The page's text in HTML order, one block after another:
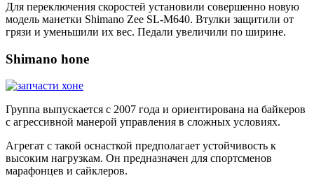
Для переключения скоростей установили совершенно новую
модель манетки Shimano Zee SL-M640. Втулки защитили от
грязи и уменьшили их вес. Педали увеличили по ширине.
Shimano hone
Группа выпускается с 2007 года и ориентирована на байкеров
с агрессивной манерой управления в сложных условиях.
Агрегат с такой оснасткой предполагает устойчивость к
высоким нагрузкам. Он предназначен для спортсменов
марафонцев и сайклеров.